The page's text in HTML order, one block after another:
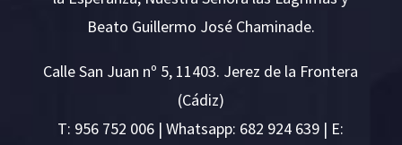
Beato Guillermo José Chaminade.
Calle San Juan nº 5, 11403. Jerez de la Frontera
(Cádiz)
T: 956 752 006 | Whatsapp: 682 924 639 | E: